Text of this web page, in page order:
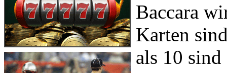
Baccara
Karten
als 10